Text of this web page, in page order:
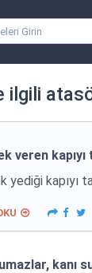
ilgili
veren kapıyı
yediği kapıyı
kanı